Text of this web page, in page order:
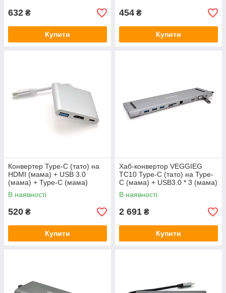
632 ₴
Купити
454 ₴
Купити
Конвертер Type-C (тато) на
HDMI (мама) + USB 3.0
(мама) + Type-C (мама)
10cm, Silver, 4K / 2K Пакет
В наявності
520 ₴
Купити
Хаб-конвертор VEGGIEG
TC10 Type-C (тато) на Type-
C (мама) + USB3.0 * 3 (мама)
+ HDMI (мама) + VGA (мама)
+ jack3.5 (мама) + SD /
В наявності
2 691 ₴
Купити